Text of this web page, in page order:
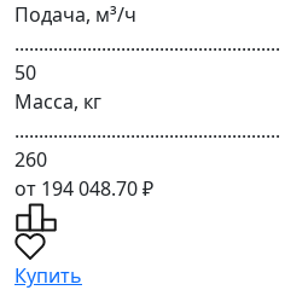
Подача, м³/ч
.......................................................
50
Масса, кг
.......................................................
260
от 194 048.70 ₽
Купить